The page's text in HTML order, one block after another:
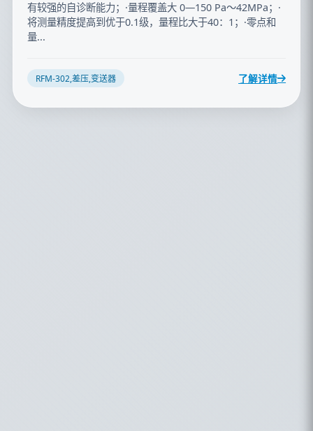
有较强的自诊断能力；·量程覆盖大 0—150 Pa～42MPa；·
将测量精度提高到优于0.1级，量程比大于40：1；·零点和
量...
RFM-302,差压,变送器 了解详情